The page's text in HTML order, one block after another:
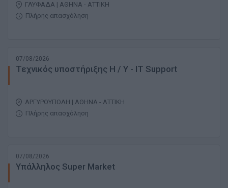
ΓΛΥΦΑΔΑ | ΑΘΗΝΑ - ΑΤΤΙΚΗ
Πλήρης απασχόληση
07/08/2026
Τεχνικός υποστήριξης Η / Υ - IT Support
ΑΡΓΥΡΟΥΠΟΛΗ | ΑΘΗΝΑ - ΑΤΤΙΚΗ
Πλήρης απασχόληση
07/08/2026
Υπάλληλος Super Market